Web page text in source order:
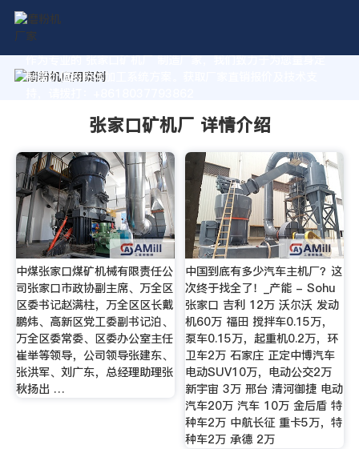
作为专业的 张家口矿机厂 制造厂家，我们致力于为您量身定
制高价值的粉体加工系统方案。获取厂家直销报价及技术支
张家口矿机厂 详情介绍
中煤张家口煤矿机械有限责任公
司张家口市政协副主席、万全区
区委书记赵满柱，万全区区长戴
鹏炜、高新区党工委副书记泊、
万全区委常委、区委办公室主任
崔举等领导，公司领导张建东、
张洪军、刘广东，总经理助理张
秋扬出 …
中国到底有多少汽车主机厂？这
次终于找全了！_产能 - Sohu
张家口 吉利 12万 沃尔沃 发动
机60万 福田 搅拌车0.15万，
泵车0.15万，起重机0.2万，环
卫车2万 石家庄 正定中博汽车
电动SUV10万，电动公交2万
新宇宙 3万 邢台 清河御捷 电动
汽车20万 汽车 10万 金后盾 特
种车2万 中航长征 重卡5万，特
种车2万 承德 2万